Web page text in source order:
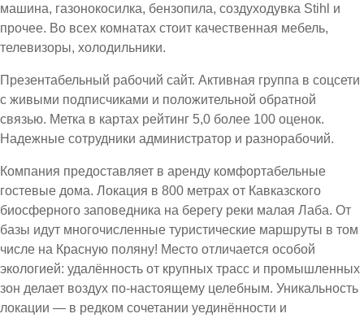
машина, газонокосилка, бензопила, создуходувка Stihl и
прочее. Во всех комнатах стоит качественная мебель,
телевизоры, холодильники.
Презентабельный рабочий сайт. Активная группа в соцсети
с живыми подписчиками и положительной обратной
связью. Метка в картах рейтинг 5,0 более 100 оценок.
Надежные сотрудники администратор и разнорабочий.
Компания предоставляет в аренду комфортабельные
гостевые дома. Локация в 800 метрах от Кавказского
биосферного заповедника на берегу реки малая Лаба. От
базы идут многочисленные туристические маршруты в том
числе на Красную поляну! Место отличается особой
экологией: удалённость от крупных трасс и промышленных
зон делает воздух по-настоящему целебным. Уникальность
локации — в редком сочетании уединённости и